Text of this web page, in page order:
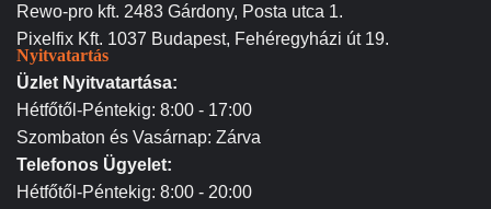
Rewo-pro kft. 2483 Gárdony, Posta utca 1.
Pixelfix Kft. 1037 Budapest, Fehéregyházi út 19.
Nyitvatartás
Üzlet Nyitvatartása:
Hétfőtől-Péntekig: 8:00 - 17:00
Szombaton és Vasárnap: Zárva
Telefonos Ügyelet:
Hétfőtől-Péntekig: 8:00 - 20:00